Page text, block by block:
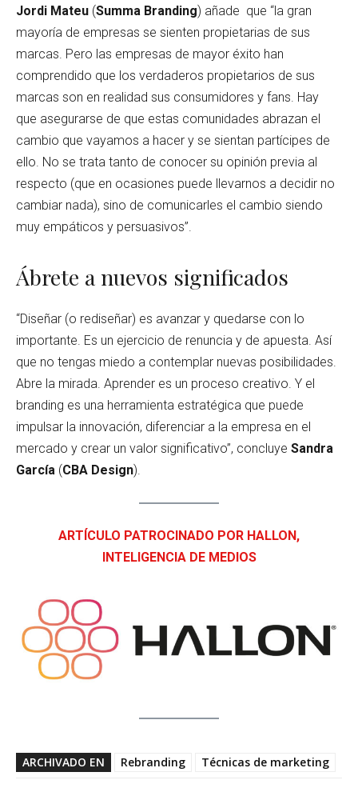
Jordi Mateu (Summa Branding) añade que “la gran
mayoría de empresas se sienten propietarias de sus
marcas. Pero las empresas de mayor éxito han
comprendido que los verdaderos propietarios de sus
marcas son en realidad sus consumidores y fans. Hay
que asegurarse de que estas comunidades abrazan el
cambio que vayamos a hacer y se sientan partícipes de
ello. No se trata tanto de conocer su opinión previa al
respecto (que en ocasiones puede llevarnos a decidir no
cambiar nada), sino de comunicarles el cambio siendo
muy empáticos y persuasivos”.
Ábrete a nuevos significados
“Diseñar (o rediseñar) es avanzar y quedarse con lo
importante. Es un ejercicio de renuncia y de apuesta. Así
que no tengas miedo a contemplar nuevas posibilidades.
Abre la mirada. Aprender es un proceso creativo. Y el
branding es una herramienta estratégica que puede
impulsar la innovación, diferenciar a la empresa en el
mercado y crear un valor significativo”, concluye Sandra
García (CBA Design).
ARTÍCULO PATROCINADO POR HALLON,
INTELIGENCIA DE MEDIOS
ARCHIVADO EN Rebranding Técnicas de marketing